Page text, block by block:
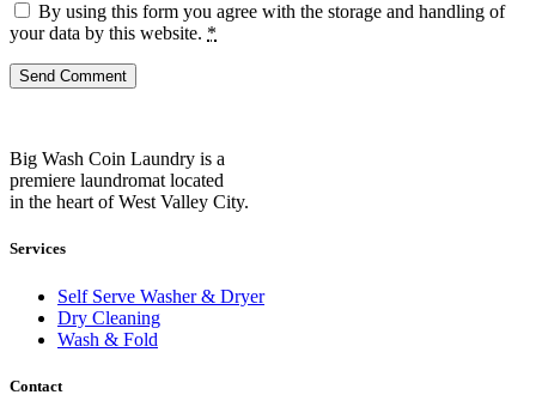
By using this form you agree with the storage and handling of
your data by this website. *
Big Wash Coin Laundry is a
premiere laundromat located
in the heart of West Valley City.
Services
Self Serve Washer & Dryer
Dry Cleaning
Wash & Fold
Contact